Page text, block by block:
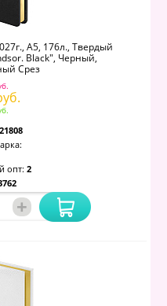
А5, 176л., Твердый
Black", Черный,
Срез
опт: 2
+